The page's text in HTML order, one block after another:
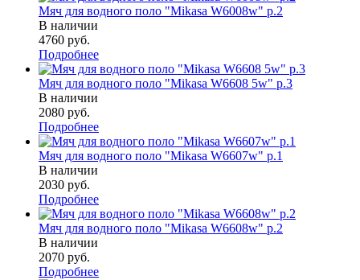
Мяч для водного поло "Mikasa W6008w" р.2
В наличии
4760 руб.
Подробнее
Мяч для водного поло "Mikasa W6608 5w" р.3
В наличии
2080 руб.
Подробнее
Мяч для водного поло "Mikasa W6607w" р.1
В наличии
2030 руб.
Подробнее
Мяч для водного поло "Mikasa W6608w" р.2
В наличии
2070 руб.
Подробнее